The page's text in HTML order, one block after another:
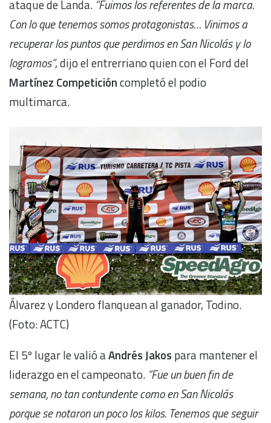
ataque de Landa. “Fuimos los referentes de la marca.
Con lo que tenemos somos protagonistas… Vinimos a
recuperar los puntos que perdimos en San Nicolás y lo
logramos”, dijo el entrerriano quien con el Ford del
Martínez Competicióncompletó el podio
multimarca.
Álvarez y Londero flanquean al ganador, Todino.
(Foto: ACTC)
El 5º lugar le valió aAndrés Jakos para mantener el
liderazgo en el campeonato. “Fue un buen fin de
semana, no tan contundente como en San Nicolás
porque se notaron un poco los kilos. Tenemos que seguir